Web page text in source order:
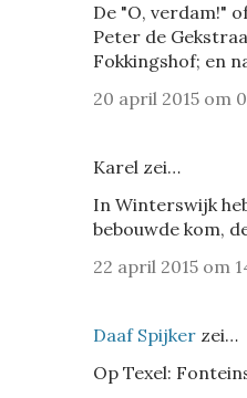
De "O, verdam!"
Peter de
Fokkingshof; en
20 april 2015 om
Karel zei…
In Winterswijk
bebouwde kom,
22 april 2015 om
Daaf Spijker zei…
Op Texel: